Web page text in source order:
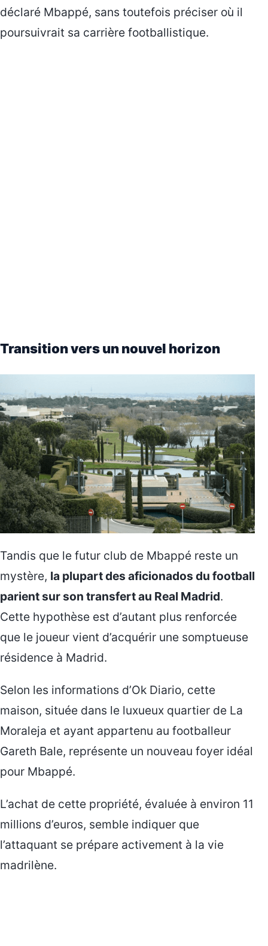
déclaré Mbappé, sans toutefois préciser où il
poursuivrait sa carrière footballistique.
Transition vers un nouvel horizon
Tandis que le futur club de Mbappé reste un
mystère, la plupart des aficionados du football
parient sur son transfert au Real Madrid.
Cette hypothèse est d’autant plus renforcée
que le joueur vient d’acquérir une somptueuse
résidence à Madrid.
Selon les informations d’Ok Diario, cette
maison, située dans le luxueux quartier de La
Moraleja et ayant appartenu au footballeur
Gareth Bale, représente un nouveau foyer idéal
pour Mbappé.
L’achat de cette propriété, évaluée à environ 11
millions d’euros, semble indiquer que
l’attaquant se prépare activement à la vie
madrilène.